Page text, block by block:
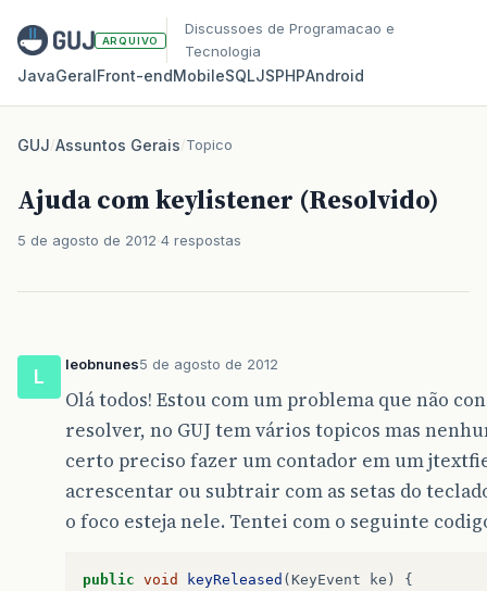
ARQUIVO
Discussoes de Programacao e
Tecnologia
JavaGeralFront‑endMobileSQLJSPHPAndroid
GUJ/Assuntos Gerais/Topico
Ajuda com keylistener (Resolvido)
5 de agosto de 2012 4 respostas
L
leobnunes5 de agosto de 2012
Olá todos! Estou com um problema que não
resolver, no GUJ tem vários topicos mas
certo preciso fazer um contador em um
acrescentar ou subtrair com as setas do
o foco esteja nele. Tentei com o seguinte
public void keyReleased ( KeyEvent ke )
{